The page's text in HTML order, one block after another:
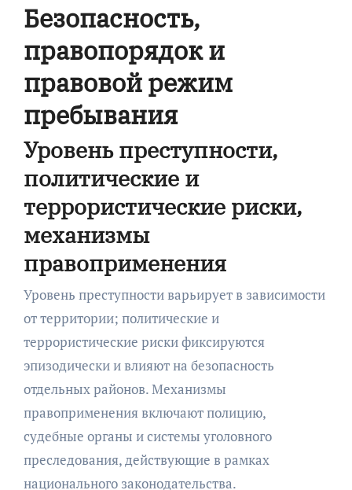
Безопасность,
правопорядок и
правовой режим
пребывания
Уровень преступности,
политические и
террористические риски,
механизмы
правоприменения
Уровень преступности варьирует в зависимости
от территории; политические и
террористические риски фиксируются
эпизодически и влияют на безопасность
отдельных районов. Механизмы
правоприменения включают полицию,
судебные органы и системы уголовного
преследования, действующие в рамках
национального законодательства.